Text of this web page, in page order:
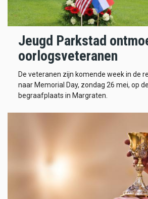
Jeugd Parkstad
oorlogsveteranen
De veteranen zijn komende week in de
naar Memorial Day, zondag 26 mei, op
begraafplaats in Margraten.